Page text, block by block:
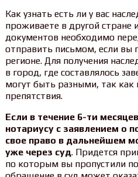
Как узнать есть ли у вас
проживаете в другой стране
документов необходимо
отправить письмом, если вы
регионе. Для получения
в город, где составлялось
могут быть разными, так как
препятствия.
Если в течение 6-ти
нотариусу с заявлением о
свое право в дальнейшем
уже через суд. Придется
по которым вы пропустили